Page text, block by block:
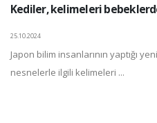
Kediler, kelimeleri
25.10.2024
Japon bilim insanlarının yaptığı
nesnelerle ilgili kelimeleri ...